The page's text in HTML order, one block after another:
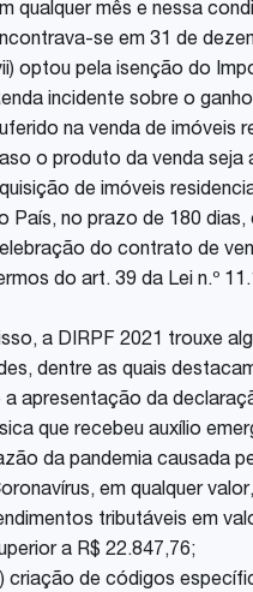
qualquer mês e nessa
se em 31 de
optou pela isenção do
incidente sobre o
na venda de imóveis
o produto da venda seja
de imóveis
País, no prazo de 180
do contrato de
do art. 39 da Lei n.º
a DIRPF 2021 trouxe
dentre as quais
a apresentação da
que recebeu auxílio
da pandemia causada
em qualquer
tributáveis em
a R$ 22.847,76;
criação de códigos